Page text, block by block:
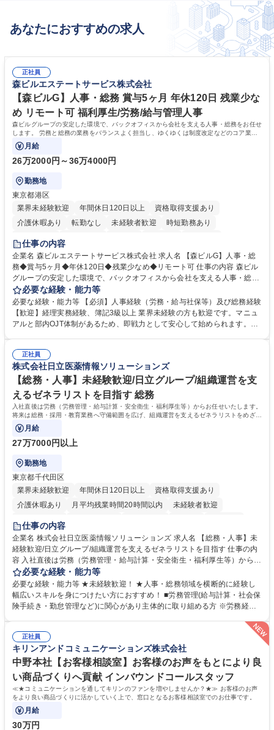
あなたにおすすめの求人
正社員
森ビルエステートサービス株式会社
【森ビルG】人事・総務 賞与5ヶ月 年休120日 残業少な
め リモート可 福利厚生/労務/給与管理人事
森ビルグループの安定した環境で、バックオフィスから会社を支える人事・総務をお任せ
します。 労務と総務の業務をバランスよく担当し、ゆくゆくは制度改定などのコア業務
にも挑戦できる、やりがいある環境です。
月給
26万2000円～36万4000円
勤務地
東京都港区
業界未経験歓迎
年間休日120日以上
資格取得支援あり
介護休暇あり
転勤なし 未経験者歓迎
時短勤務あり
経験者歓迎
完全週休2日制
交通費支給 長期歓迎 駅近5分以内 土日祝休み
仕事の内容
企業名 森ビルエステートサービス株式会社 求人名 【森ビルG】人事・総
務◆賞与5ヶ月◆年休120日◆残業少なめ◆リモート可 仕事の内容 森ビル
グループの安定した環境で、バックオフィスから会社を支える人事・総務
をお任せします。 労務と総務の業務をバランスよく担当し、ゆくゆくは制
度改定などのコア業務にも挑戦できる、やりがいある環境です。 ■勤怠管
理、給与計算、社会保険手続き、年末調整等の労務管理全般 ■入退社手続
き、社内規定の改定や人事制度改定などのコア業務 ■社内イベントの企画
でも質問・相談できる環境が整っているため、安心して成長できます。 募
集職種 【森ビルG】人事・総務◆賞与5ヶ月◆年休120日◆残業少なめ◆
リモート可
必要な経験・能力等
必要な経験・能力等 【必須】人事経験（労務・給与社保等）及び総務経験
【歓迎】経理実務経験、簿記3級以上 業界未経験の方も歓迎です。マニュ
アルと部内OJT体制があるため、即戦力として安心して始められます。
務に挑戦できるため、自身の成長と組織への貢献度をダイレクトに実感で
きます。 残業少なめ、週1日リモート可など、ワークライフバランスを保
ち長期活躍できる環境です。 「これまでの幅広い経験を活かし、長期的な
キャリアを築きたい」という前向きな意欲と挑戦を全力で応援します。 学
歴・資格 学歴：大学院 大学 高専 短大 専修学校 高校 語学力： 資格：日商
簿記検定1級 日商簿記検定2級 日商簿記検定3級
正社員
株式会社日立医薬情報ソリューションズ
【総務・人事】未経験歓迎/日立グループ/組織運営を支
えるゼネラリストを目指す 総務
入社直後は労務（労務管理・給与計算・安全衛生・福利厚生等）からお任せいたします。
将来は総務・採用・教育業務へ守備範囲を広げ、組織運営を支えるゼネラリストをめざせ
ます。
月給
27万7000円以上
勤務地
東京都千代田区
業界未経験歓迎
年間休日120日以上
資格取得支援あり
介護休暇あり
月平均残業時間20時間以内
未経験者歓迎
住宅手当あり
育休あり
完全週休2日制 交通費支給 土日祝休み 寮・社宅あり
仕事の内容
企業名 株式会社日立医薬情報ソリューションズ 求人名 【総務・人事】未
経験歓迎/日立グループ/組織運営を支えるゼネラリストを目指す 仕事の内
容 入社直後は労務（労務管理・給与計算・安全衛生・福利厚生等）からお
任せいたします。将来は総務・採用・教育業務へ守備範囲を広げ、組織運
営を支えるゼネラリストをめざせます。 ・初期業務：労働時間管理、給与
計算、社会保険対応、福利厚生管理、安全衛生、健康経営推進等をお任せ
します。ご経験に応じて、休職者管理など、幅広く経験を積んでいただき
★メンバーがマンツーマンで丁寧に教えるため、ご経験が浅くても安心！
幅広く経験を積みたい意欲がある方に最適な環境です。 募集職種 【総
務・人事】未経験歓迎/日立グループ/組織運営を支えるゼネラリストを目
指す
必要な経験・能力等
必要な経験・能力等 ★未経験歓迎！ ★人事・総務領域を横断的に経験し
幅広いスキルを身につけたい方におすすめ！ ■労務管理(給与計算・社会保
険手続き・勤怠管理など)に関心があり主体的に取り組める方 ※労務経験
マネジメント職として活躍したい 【尚可】■人事、労務、採用、教育業務
のご経験 ■労務管理（給与計算・社会保険手続き・勤怠管理など）の経験
■衛生管理者の資格をお持ちの方 学歴・資格 学歴：大学院 大学 高専 短大
専修学校 高校 語学力： 資格：
正社員
キリンアンドコミュニケーションズ株式会社
中野本社【お客様相談室】お客様のお声をもとにより良
い商品づくりへ貢献 インバウンドコールスタッフ
≪★コミュニケーションを通してキリンのファンを増やしませんか？★≫ お客様のお声
をより良い商品づくりに活かしていく上で、窓口となるお客様相談室でのお仕事です。
月給
30万円